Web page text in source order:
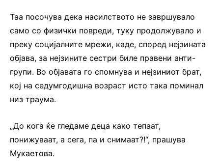
Таа посочува дека насилството не завршувало
само со физички повреди, туку продолжувало и
преку социјалните мрежи, каде, според нејзината
објава, за нејзините сестри биле правени анти-
групи. Во објавата го спомнува и нејзиниот брат,
кој на седумгодишна возраст исто така поминал
низ траума.
„До кога ќе гледаме деца како тепаат,
понижуваат, а сега, па и снимаат?!“, прашува
Мукаетова.